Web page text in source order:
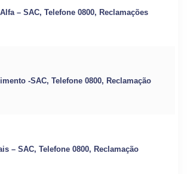
– SAC, Telefone 0800, Reclamações
-SAC, Telefone 0800, Reclamação
– SAC, Telefone 0800, Reclamação